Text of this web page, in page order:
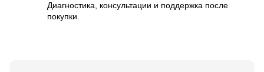
Диагностика, консультации и поддержка после
покупки.